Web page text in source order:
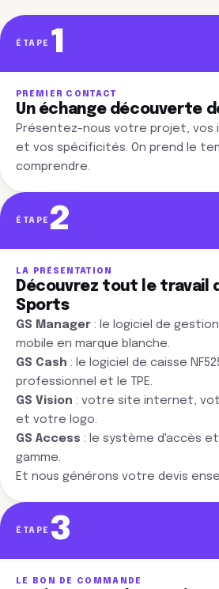
ÉTAPE 1
PREMIER CONTACT
Un échange découverte
Présentez-nous votre projet, vos
et vos spécificités. On prend le
comprendre.
ÉTAPE 2
LA PRÉSENTATION
Découvrez tout le travail
Sports
GS Manager : le logiciel de
mobile en marque blanche.
GS Cash : le logiciel de caisse
professionnel et le TPE.
GS Vision : votre site internet,
et votre logo.
GS Access : le système d'accès
gamme.
Et nous générons votre devis
ÉTAPE 3
LE BON DE COMMANDE